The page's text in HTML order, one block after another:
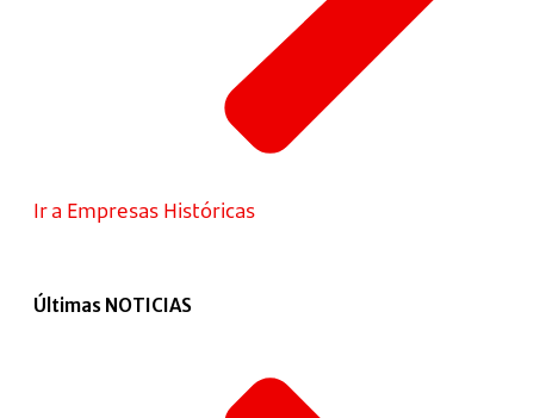
Ir a Empresas Históricas
Últimas NOTICIAS